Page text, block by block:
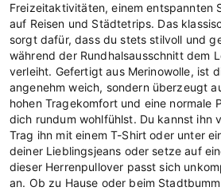
Freizeitaktivitäten, einem entspannten
auf Reisen und Städtetrips. Das
sorgt dafür, dass du stets stilvoll und
während der Rundhalsausschnitt dem
verleiht. Gefertigt aus Merinowolle, ist
angenehm weich, sondern überzeugt
hohen Tragekomfort und eine normale
dich rundum wohlfühlst. Du kannst ihn
Trag ihn mit einem T-Shirt oder unter
deiner Lieblingsjeans oder setze auf
dieser Herrenpullover passt sich
an. Ob zu Hause oder beim